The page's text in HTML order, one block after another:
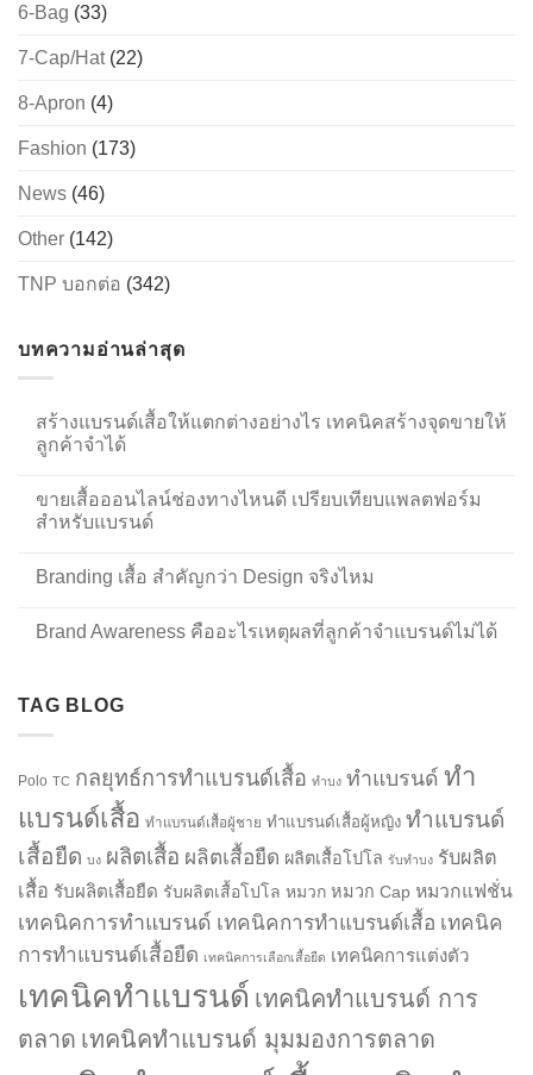
6-Bag (33)
7-Cap/Hat(22)
8-Apron (4)
Fashion (173)
News (46)
Other (142)
TNP บอกต่อ (342)
บทความอ่านล่าสุด
สร้างแบรนด์เสื้อให้แตกต่างอย่างไร เทคนิคสร้างจุดขายให้
ลูกค้าจำได้
ขายเสื้อออนไลน์ช่องทางไหนดี เปรียบเทียบแพลตฟอร์ม
สำหรับแบรนด์
Branding เสื้อ สำคัญกว่า Design จริงไหม
Brand Awareness คืออะไรเหตุผลที่ลูกค้าจำแบรนด์ไม่ได้
TAG BLOG
Polo TC กลยุทธ์การทำแบรนด์เสื้อ ทำบง ทำแบรนด์ ทำ
แบรนด์เสื้อ ทำแบรนด์เสื้อผู้ชาย ทำแบรนด์เสื้อผู้หญิง ทำแบรนด์
เสื้อยืด บง ผลิตเสื้อ ผลิตเสื้อยืด ผลิตเสื้อโปโล รับทำบง รับผลิต
เสื้อ รับผลิตเสื้อยืด รับผลิตเสื้อโปโล หมวก หมวก Cap หมวกแฟชั่น
เทคนิคการทำแบรนด์ เทคนิคการทำแบรนด์เสื้อ เทคนิค
การทำแบรนด์เสื้อยืด เทคนิคการเลือกเสื้อยืด เทคนิคการแต่งตัว
เทคนิคทำแบรนด์ เทคนิคทำแบรนด์ การ
ตลาด เทคนิคทำแบรนด์ มุมมองการตลาด